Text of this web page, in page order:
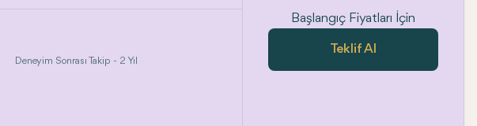
Deneyim Sonrası Takip - 2 Yıl
Başlangıç Fiyatları İçin
Teklif Al